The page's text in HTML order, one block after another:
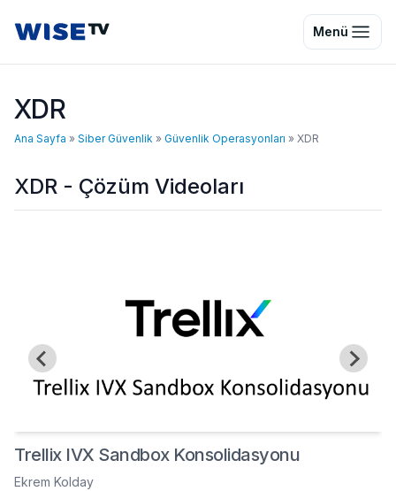
Wise TV Menü
XDR
Ana Sayfa » Siber Güvenlik » Güvenlik Operasyonları » XDR
XDR - Çözüm Videoları
Trellix IVX Sandbox Konsolidasyonu
Ekrem Kolday